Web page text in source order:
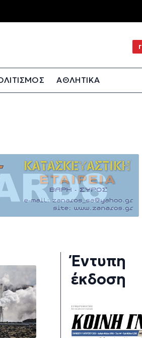
ΑΘΛΗΤΙΚΑ
Έντυπη
έκδοση